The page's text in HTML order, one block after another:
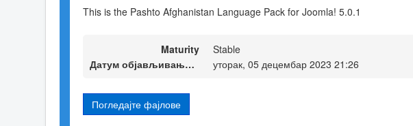
This is the Pashto Afghanistan Language Pack for Joomla! 5.0.1
Maturity
Stable
Датум објављивања верзије
уторак, 05 децембар 2023 21:26
Погледајте фајлове